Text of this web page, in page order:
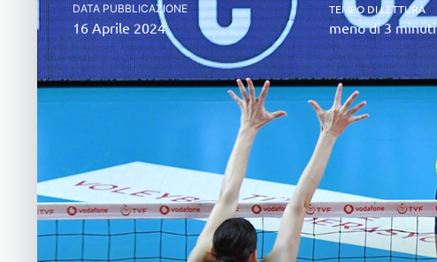
DATA PUBBLICAZIONE
16 Aprile 2024
TEMPO DI LETTURA
meno di 3 minuti